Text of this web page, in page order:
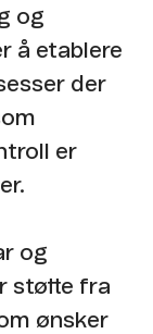
og
å etablere
der
er
og
støtte fra
ønsker